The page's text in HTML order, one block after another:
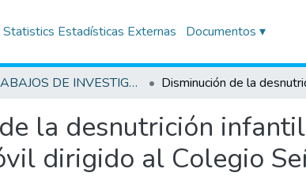
Statistics Estadísticas Externas Documentos ▾
TRABAJOS DE INVESTIGACIÓN
la desnutrición
dirigido al Colegio